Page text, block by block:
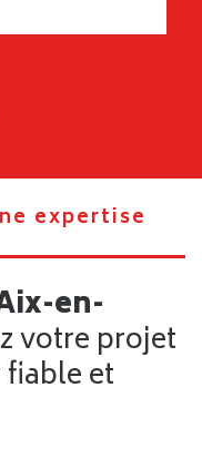
expertise
en-
votre projet
et